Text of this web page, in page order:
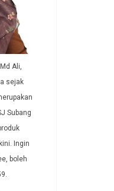
Ali,
sejak
Subang
Ingin
boleh